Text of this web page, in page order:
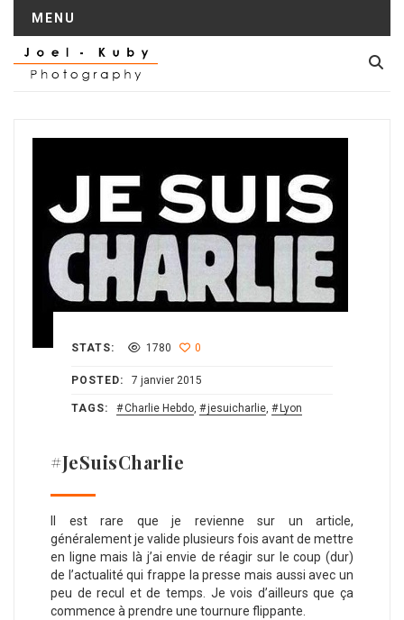
MENU
STATS: 1780 0
POSTED: 7 janvier 2015
TAGS: Charlie Hebdo, jesuicharlie, Lyon
#JeSuisCharlie
Il est rare que je revienne sur un article,
généralement je valide plusieurs fois avant de mettre
en ligne mais là j’ai envie de réagir sur le coup (dur)
de l’actualité qui frappe la presse mais aussi avec un
peu de recul et de temps. Je vois d’ailleurs que ça
commence à prendre une tournure flippante.